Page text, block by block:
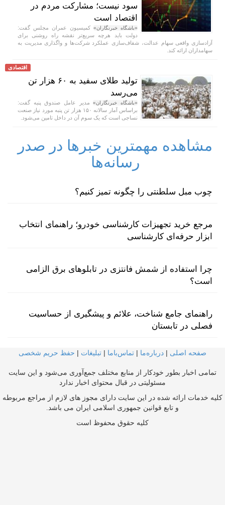
سود نیست؛ مشارکت مردم در
اقتصاد است
«باشگاه خبرنگاران» کمیسیون عمران مجلس گفت:
دولت باید هرچه سریع‌تر نقشه راه روشنی برای
آزادسازی واقعی سهام عدالت، شفاف‌سازی عملکرد شرکت‌ها و واگذاری مدیریت به
سهامداران ارائه کند.
اقتصادی
تولید طلای سفید به ۶۰ هزار تن
می‌رسد
«باشگاه خبرنگاران»مدیر عامل صندوق پنبه گفت:
براساس آمار سالانه ۱۵۰ هزار تن پنبه مورد نیاز صنعت
نساجی است که یک سوم آن در داخل تامین می‌شود.
مشاهده مهمترین خبرها در صدر
رسانه‌ها
چوب مبل سلطنتی را چگونه تمیز کنیم؟
مرجع خرید تجهیزات کارشناسی خودرو؛ راهنمای انتخاب
ابزار حرفه‌ای کارشناسی
چرا استفاده از شمش فانتزی در تابلوهای برق الزامی
است؟
راهنمای جامع شناخت، علائم و پیشگیری از حساسیت
فصلی در تابستان
صفحه اصلی | درباره‌ما | تماس‌با‌ما | تبلیغات | حفظ حریم شخصی
تمامی اخبار بطور خودکار از منابع مختلف جمع‌آوری می‌شود و این سایت
مسئولیتی در قبال محتوای اخبار ندارد
کلیه خدمات ارائه شده در این سایت دارای مجوز های لازم از مراجع مربوطه
و تابع قوانین جمهوری اسلامی ایران می باشد.
کلیه حقوق محفوظ است